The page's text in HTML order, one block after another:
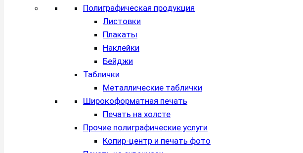
Полиграфическая продукция
Листовки
Плакаты
Наклейки
Бейджи
Таблички
Металлические таблички
Широкоформатная печать
Печать на холсте
Прочие полиграфические услуги
Копир-центр и печать фото